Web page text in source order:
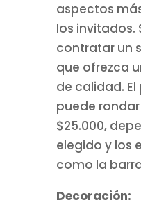
aspectos
los invitados.
contratar un
que ofrezca
de calidad.
puede rondar
$25.000,
elegido y los
como la
Decoración: